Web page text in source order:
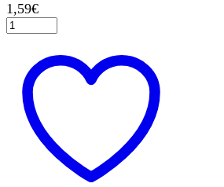
1,59€
Σαπουνόφουσκες
Just
1τεμ.
ποσότητα